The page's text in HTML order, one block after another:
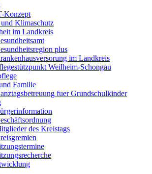
Konzept
Klimaschutz
im Landkreis
plus
im Landkreis
Weilheim-Schongau
Familie
fuer Grundschulkinder
des Kreistags